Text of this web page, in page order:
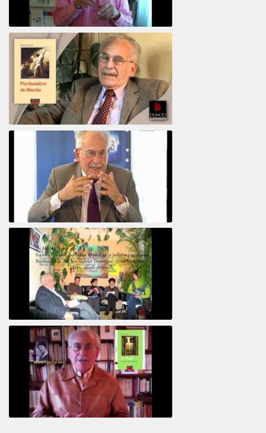
Votre maison vous révèle
Psychanalyse du libertin
Le pervers narcissique et son complice
Revisitant le corps familial